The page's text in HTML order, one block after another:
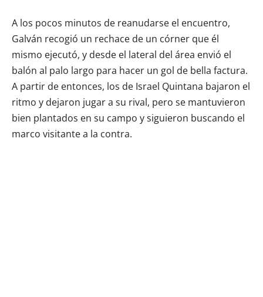
A los pocos minutos de reanudarse el encuentro,
Galván recogió un rechace de un córner que él
mismo ejecutó, y desde el lateral del área envió el
balón al palo largo para hacer un gol de bella factura.
A partir de entonces, los de Israel Quintana bajaron el
ritmo y dejaron jugar a su rival, pero se mantuvieron
bien plantados en su campo y siguieron buscando el
marco visitante a la contra.